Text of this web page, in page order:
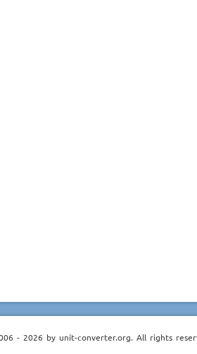
- 2026 by unit-converter.org. All rights